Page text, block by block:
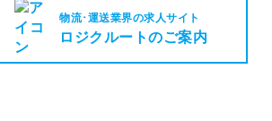
物流･運送業界の求人サイト
ロジクルートのご案内